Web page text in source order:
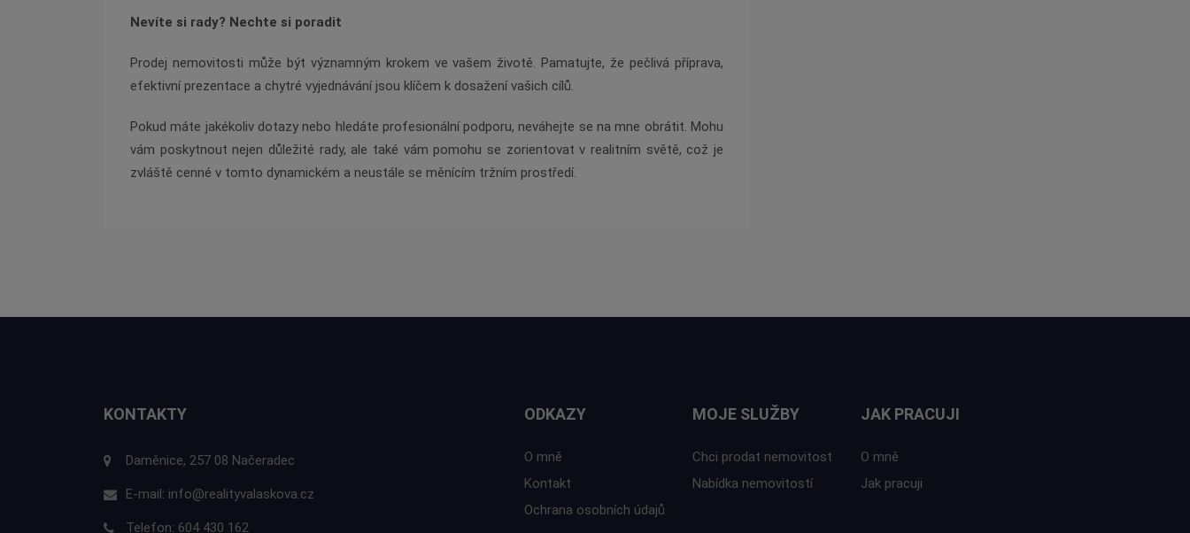
Nevíte si rady? Nechte si poradit
Prodej nemovitosti může být významným krokem ve vašem životě. Pamatujte, že pečlivá příprava,
efektivní prezentace a chytré vyjednávání jsou klíčem k dosažení vašich cílů.
Pokud máte jakékoliv dotazy nebo hledáte profesionální podporu, neváhejte se na mne obrátit. Mohu
vám poskytnout nejen důležité rady, ale také vám pomohu se zorientovat v realitním světě, což je
zvláště cenné v tomto dynamickém a neustále se měnícím tržním prostředí.
KONTAKTY
Daměnice, 257 08 Načeradec
E-mail: info@realityvalaskova.cz
Telefon: 604 430 162
ODKAZY
O mně
Kontakt
Ochrana osobních údajů
MOJE SLUŽBY
Chci prodat nemovitost
Nabídka nemovitostí
JAK PRACUJI
O mně
Jak pracuji